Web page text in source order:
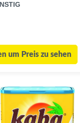
um Preis zu sehen